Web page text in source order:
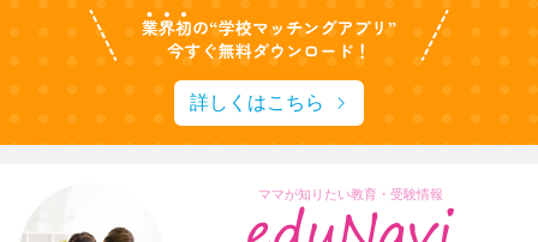
詳しくはこちら
ママが知りたい教育・受験情報